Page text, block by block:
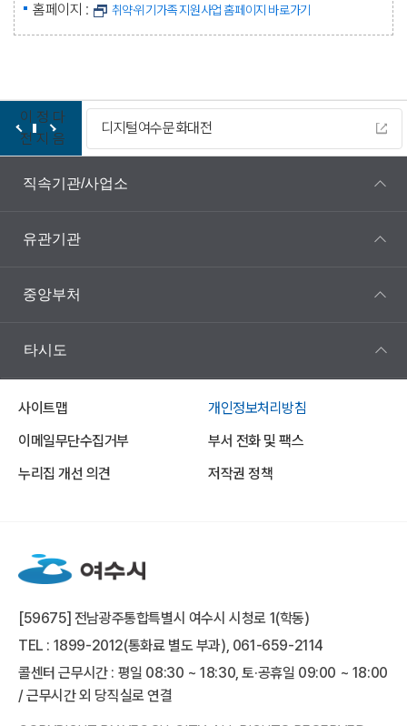
홈페이지 :
취약·위기가족 지원사업 홈페이지 바로가기
이
전
정
지
다
음
디지털여수문화대전
직속기관/사업소
유관기관
중앙부처
타시도
사이트맵
개인정보처리방침
이메일무단수집거부
부서 전화 및 팩스
누리집 개선 의견
저작권 정책
[59675] 전남광주통합특별시 여수시 시청로 1(학동)
TEL : 1899-2012(통화료 별도 부과), 061-659-2114
콜센터 근무시간 : 평일 08:30 ~ 18:30, 토·공휴일 09:00 ~ 18:00
/ 근무시간 외 당직실로 연결